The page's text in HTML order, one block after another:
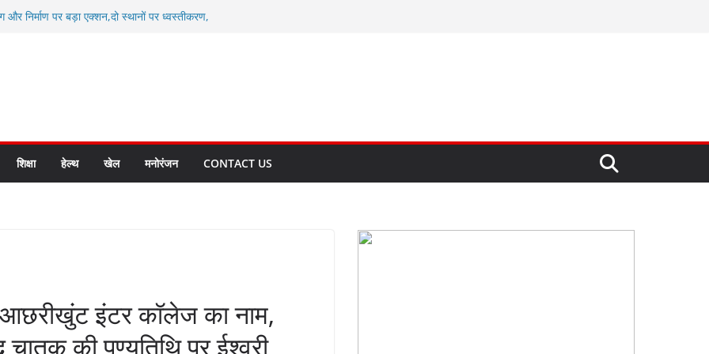
और निर्माण पर बड़ा एक्शन,दो स्थानों पर ध्वस्तीकरण,
टू ग्लोबल’ के संकल्प को आगे बढ़ा रही उत्तराखंड
के पदक विजेताओं और प्रशिक्षकों को
क्रीड़ा विश्वविद्यालय गौलापार के निर्माण कार्यों की
शिक्षा हेल्थ खेल मनोरंजन CONTACT US
आछरीखुंट इंटर कॉलेज का नाम,
चातक की पुण्यतिथि पर ईश्वरी